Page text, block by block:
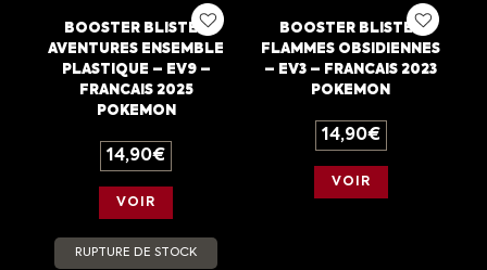
BOOSTER BLISTER
AVENTURES ENSEMBLE
PLASTIQUE – EV9 –
FRANCAIS 2025
POKEMON
14,90€
VOIR
BOOSTER BLISTER
FLAMMES OBSIDIENNES
– EV3 – FRANCAIS 2023
POKEMON
14,90€
VOIR
RUPTURE DE STOCK